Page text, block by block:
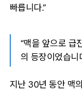
빠릅니다.”
“맥을 앞으로 급
의 등장이었습니
지난 30년 동안 맥